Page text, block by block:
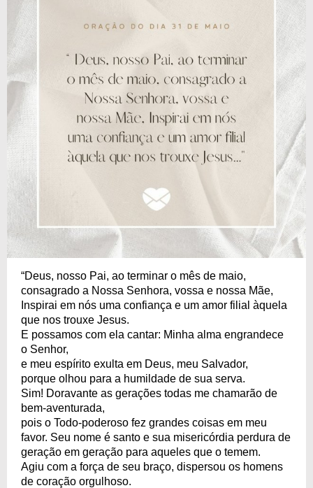
“Deus, nosso Pai, ao terminar o mês de maio,
consagrado a Nossa Senhora, vossa e nossa Mãe,
Inspirai em nós uma confiança e um amor filial àquela
que nos trouxe Jesus.
E possamos com ela cantar: Minha alma engrandece
o Senhor,
e meu espírito exulta em Deus, meu Salvador,
porque olhou para a humildade de sua serva.
Sim! Doravante as gerações todas me chamarão de
bem-aventurada,
pois o Todo-poderoso fez grandes coisas em meu
favor. Seu nome é santo e sua misericórdia perdura de
geração em geração para aqueles que o temem.
Agiu com a força de seu braço, dispersou os homens
de coração orgulhoso.